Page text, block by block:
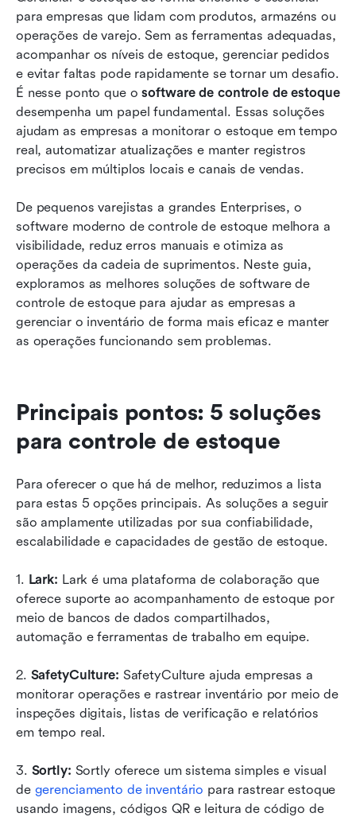
para empresas que lidam com produtos, armazéns ou
operações de varejo. Sem as ferramentas adequadas,
acompanhar os níveis de estoque, gerenciar pedidos
e evitar faltas pode rapidamente se tornar um desafio.
É nesse ponto que o software de controle de estoque
desempenha um papel fundamental. Essas soluções
ajudam as empresas a monitorar o estoque em tempo
real, automatizar atualizações e manter registros
precisos em múltiplos locais e canais de vendas.
De pequenos varejistas a grandes Enterprises, o
software moderno de controle de estoque melhora a
visibilidade, reduz erros manuais e otimiza as
operações da cadeia de suprimentos. Neste guia,
exploramos as melhores soluções de software de
controle de estoque para ajudar as empresas a
gerenciar o inventário de forma mais eficaz e manter
as operações funcionando sem problemas.
Principais pontos: 5 soluções
para controle de estoque
Para oferecer o que há de melhor, reduzimos a lista
para estas 5 opções principais. As soluções a seguir
são amplamente utilizadas por sua confiabilidade,
escalabilidade e capacidades de gestão de estoque.
1. Lark: Lark é uma plataforma de colaboração que
oferece suporte ao acompanhamento de estoque por
meio de bancos de dados compartilhados,
automação e ferramentas de trabalho em equipe.
2. SafetyCulture: SafetyCulture ajuda empresas a
monitorar operações e rastrear inventário por meio de
inspeções digitais, listas de verificação e relatórios
em tempo real.
3. Sortly: Sortly oferece um sistema simples e visual
de gerenciamento de inventário para rastrear estoque
usando imagens, códigos QR e leitura de código de
Lista completa: Top 15 soluções de software
para controle de estoque
Principais vantagens do software de controle de
estoque
Tendências emergentes moldando o futuro do
software de controle de estoque
Perguntas frequentes
Leitura relacionada